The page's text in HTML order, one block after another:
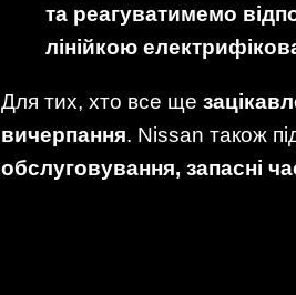
та реагуватимемо
лінійкою
Для тих, хто все ще
вичерпання. Nissan також
обслуговування, запасні